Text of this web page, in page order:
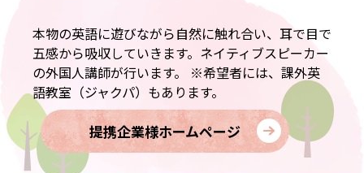
本物の英語に遊びながら自然に触れ合い、耳で目で
五感から吸収していきます。ネイティブスピーカー
の外国人講師が行います。 ※希望者には、課外英
語教室（ジャクパ）もあります。
提携企業様ホームページ